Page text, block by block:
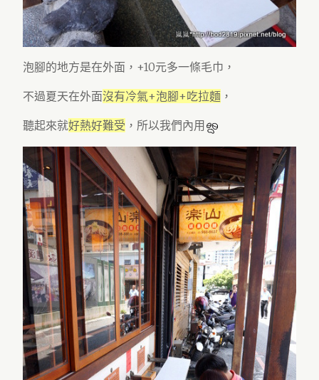
泡腳的地方是在外面，+10元多一條毛巾，
不過夏天在外面沒有冷氣+泡腳+吃拉麵 ，
聽起來就好熱好難受 ，所以我們內用